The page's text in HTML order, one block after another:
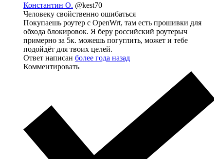
Константин О. @kest70
Человеку свойственно ошибаться
Покупаешь роутер с OpenWrt, там есть прошивки для
обхода блокировок. Я беру российский роутерыч
примерно за 5к. можешь погуглить, может и тебе
подойдёт для твоих целей.
Ответ написан более года назад
Комментировать